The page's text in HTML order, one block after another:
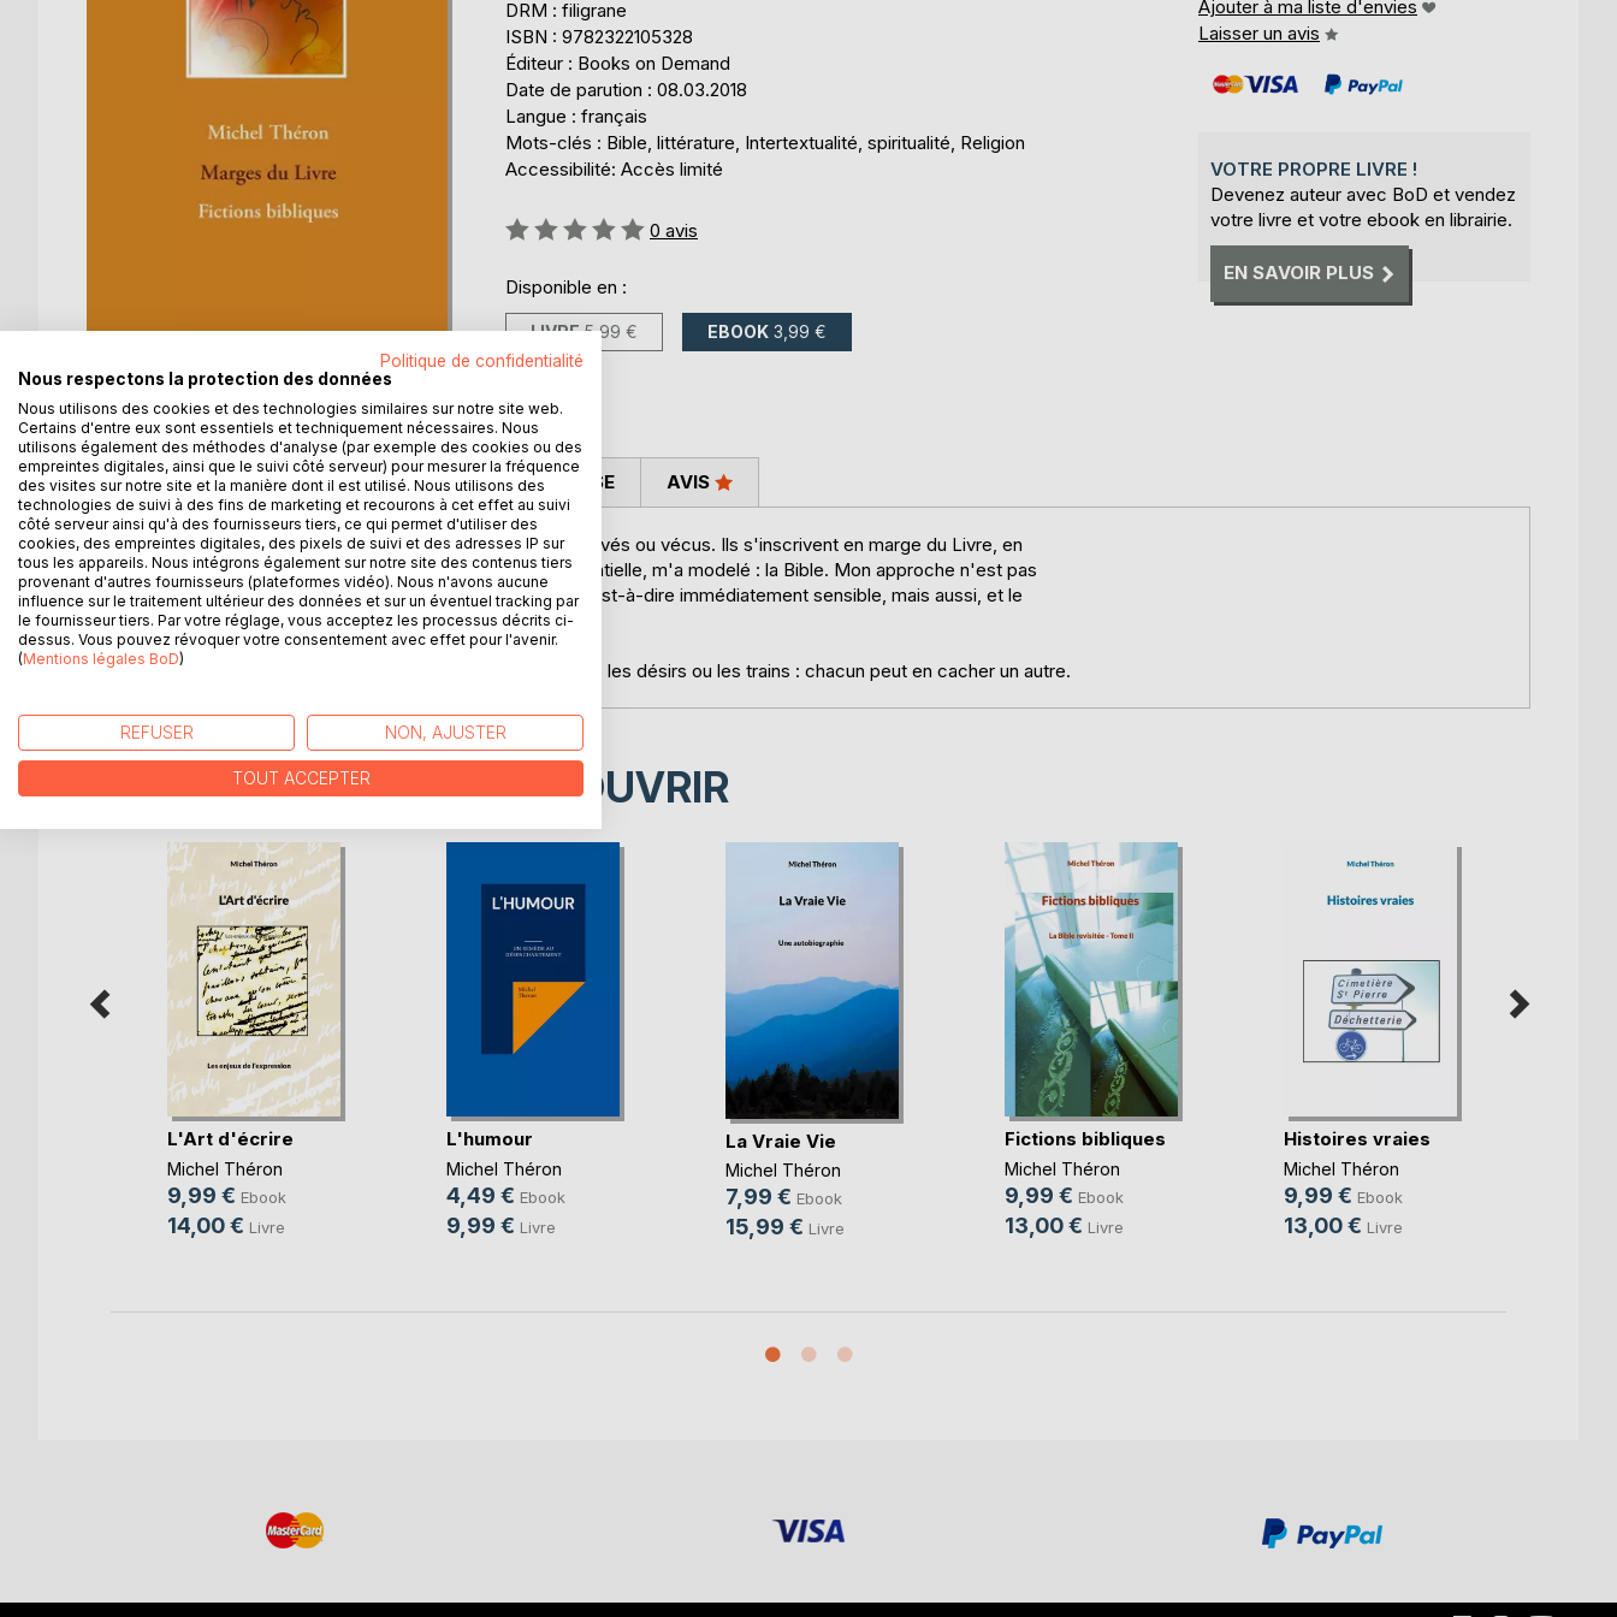
DRM : filigrane
ISBN : 9782322105328
Éditeur : Books on Demand
Date de parution : 08.03.2018
Langue : français
Mots-clés : Bible, littérature, Intertextualité, spiritualité, Religion
Accessibilité: Accès limité
Évaluation:
0 avis
Disponible en :
LIVRE 5,99 € EBOOK 3,99 €
Ajouter à ma liste d'envies
Laisser un avis
VOTRE PROPRE LIVRE !
Devenez auteur avec BoD et vendez
votre livre et votre ebook en librairie.
EN SAVOIR PLUS
DESCRIPTION
Les textes proposés ici sont des fragments de vie, observés ou vécus. Ils s'inscrivent en marge du Livre, en
l'occurrence celui qui, avec d'autres mais de façon essentielle, m'a modelé : la Bible. Mon approche n'est pas
théologique ou exégétique, mais littéraire et poétique, c'est-à-dire immédiatement sensible, mais aussi, et le
paradoxe n'est qu'apparent, toute irriguée de mémoire.
On vérifiera dans ce petit livre que les textes sont comme les désirs ou les trains : chacun peut en cacher un autre.
AUTEUR(S) CRITIQUES PRESSE AVIS
D’AUTRES TITRES À DÉCOUVRIR
L'Art d'écrire
Michel Théron
9,99 € Ebook
14,00 € Livre
L'humour
Michel Théron
4,49 € Ebook
9,99 € Livre
La Vraie Vie
Michel Théron
7,99 € Ebook
15,99 € Livre
Fictions bibliques
Michel Théron
9,99 € Ebook
13,00 € Livre
Histoires vraies
Michel Théron
9,99 € Ebook
13,00 € Livre
Politique de confidentialité
Nous respectons la protection des données
Nous utilisons des cookies et des technologies similaires sur notre site web.
Certains d'entre eux sont essentiels et techniquement nécessaires. Nous
utilisons également des méthodes d'analyse (par exemple des cookies ou des
empreintes digitales, ainsi que le suivi côté serveur) pour mesurer la fréquence
des visites sur notre site et la manière dont il est utilisé. Nous utilisons des
technologies de suivi à des fins de marketing et recourons à cet effet au suivi
côté serveur ainsi qu'à des fournisseurs tiers, ce qui permet d'utiliser des
cookies, des empreintes digitales, des pixels de suivi et des adresses IP sur
tous les appareils. Nous intégrons également sur notre site des contenus tiers
provenant d'autres fournisseurs (plateformes vidéo). Nous n'avons aucune
influence sur le traitement ultérieur des données et sur un éventuel tracking par
le fournisseur tiers. Par votre réglage, vous acceptez les processus décrits ci-
dessus. Vous pouvez révoquer votre consentement avec effet pour l'avenir.
(Mentions légales BoD)
REFUSER NON, AJUSTER
TOUT ACCEPTER